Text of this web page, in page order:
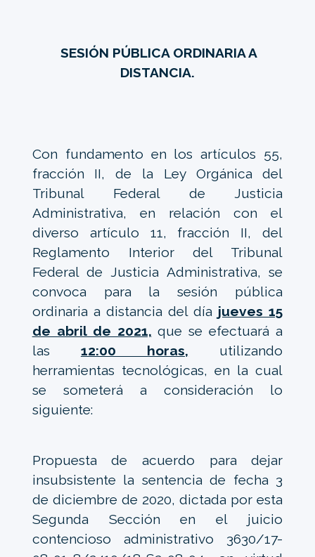
SESIÓN PÚBLICA ORDINARIA A
DISTANCIA.
Con fundamento en los artículos 55,
fracción II, de la Ley Orgánica del
Tribunal Federal de Justicia
Administrativa, en relación con el
diverso artículo 11, fracción II, del
Reglamento Interior del Tribunal
Federal de Justicia Administrativa, se
convoca para la sesión pública
ordinaria a distancia del día jueves 15
de abril de 2021, que se efectuará a
las 12:00 horas, utilizando
herramientas tecnológicas, en la cual
se someterá a consideración lo
siguiente:
Propuesta de acuerdo para dejar
insubsistente la sentencia de fecha 3
de diciembre de 2020, dictada por esta
Segunda Sección en el juicio
contencioso administrativo 3630/17-